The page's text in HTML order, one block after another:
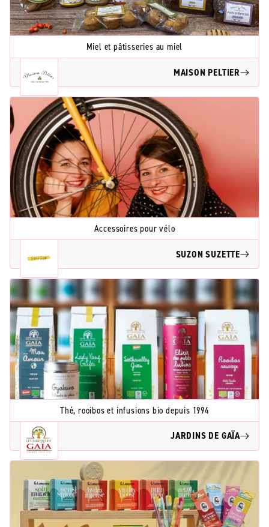
Miel et pâtisseries au miel
MAISON PELTIER
Accessoires pour vélo
SUZON SUZETTE
Thé, rooibos et infusions bio depuis 1994
JARDINS DE GAÏA